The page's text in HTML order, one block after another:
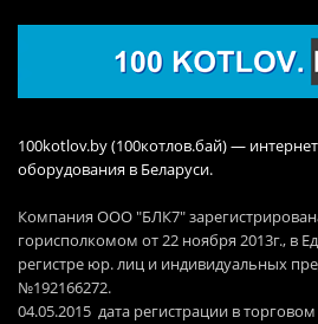
100kotlov.by (100котлов.бай) —
оборудования в Беларуси.
Компания ООО "БЛК7"
горисполкомом от 22 ноября 2013г., в
регистре юр. лиц и индивидуальных
№192166272.
04.05.2015 дата регистрации в